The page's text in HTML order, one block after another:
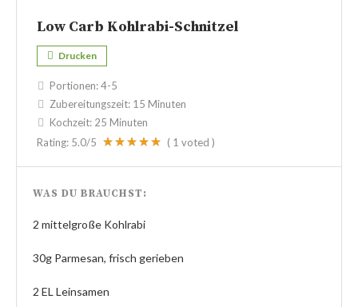
Low Carb Kohlrabi-Schnitzel
Drucken
Portionen:4-5
Zubereitungszeit: 15 Minuten
Kochzeit: 25 Minuten
Rating: 5.0/5 ( 1 voted )
WAS DU BRAUCHST:
2 mittelgroße Kohlrabi
30g Parmesan, frisch gerieben
2 EL Leinsamen